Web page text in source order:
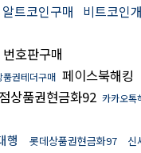
알트코인구매 비트코인
번호판구매
품권테더구매 페이스북해킹
상품권현금화92 카카오톡
행 롯데상품권현금화97 신